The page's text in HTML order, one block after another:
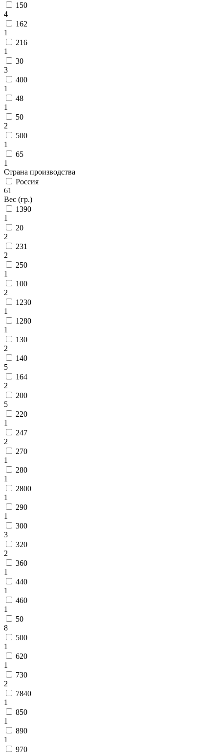
150
4
162
1
216
1
30
3
400
1
48
1
50
2
500
1
65
1
Страна производства
Россия
61
Вес (гр.)
1390
1
20
2
231
2
250
1
100
2
1230
1
1280
1
130
2
140
5
164
2
200
5
220
1
247
2
270
1
280
1
2800
1
290
1
300
3
320
2
360
1
440
1
460
1
50
8
500
1
620
1
730
2
7840
1
850
1
890
1
970